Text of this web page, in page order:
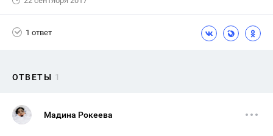
1 ответ
ОТВЕТЫ 1
Мадина Рокеева